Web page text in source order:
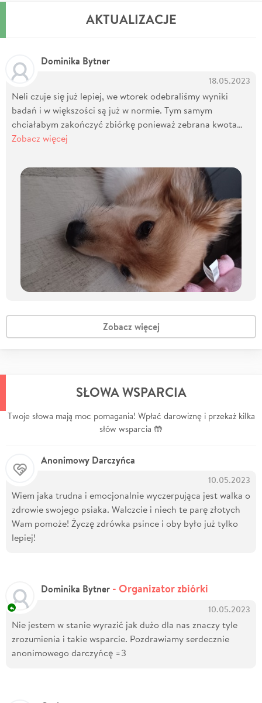
AKTUALIZACJE
Dominika Bytner
18.05.2023
Neli czuje się już lepiej, we wtorek odebraliśmy wyniki
badań i w większości są już w normie. Tym samym
chciałabym zakończyć zbiórkę ponieważ zebrana kwota…
Zobacz więcej
Zobacz więcej
SŁOWA WSPARCIA
Twoje słowa mają moc pomagania! Wpłać darowiznę i przekaż kilka
słów wsparcia 🤲
Anonimowy Darczyńca
10.05.2023
Wiem jaka trudna i emocjonalnie wyczerpująca jest walka o
zdrowie swojego psiaka. Walczcie i niech te parę złotych
Wam pomoże! Życzę zdrówka psince i oby było już tylko
lepiej!
Dominika Bytner - Organizator zbiórki
10.05.2023
Nie jestem w stanie wyrazić jak dużo dla nas znaczy tyle
zrozumienia i takie wsparcie. Pozdrawiamy serdecznie
anonimowego darczyńcę =3